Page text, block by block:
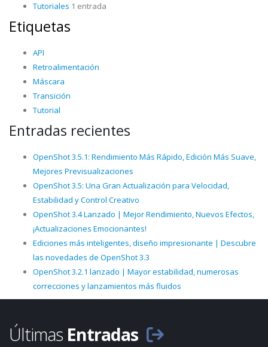
Tutoriales 1 entrada
Etiquetas
API
Retroalimentación
Máscara
Transición
Tutorial
Entradas recientes
OpenShot 3.5.1: Rendimiento Más Rápido, Edición Más Suave,
Mejores Previsualizaciones
OpenShot 3.5: Una Gran Actualización para Velocidad,
Estabilidad y Control Creativo
OpenShot 3.4 Lanzado | Mejor Rendimiento, Nuevos Efectos,
¡Actualizaciones Emocionantes!
Ediciones más inteligentes, diseño impresionante | Descubre
las novedades de OpenShot 3.3
OpenShot 3.2.1 lanzado | Mayor estabilidad, numerosas
correcciones y lanzamientos más fluidos
Últimas Entradas